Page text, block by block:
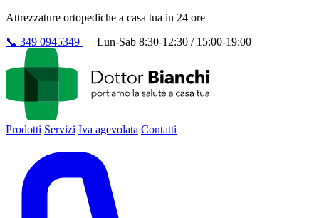
Attrezzature ortopediche a casa tua in 24 ore
📞 349 0945349 — Lun-Sab 8:30-12:30 / 15:00-19:00
Prodotti Servizi Iva agevolata Contatti